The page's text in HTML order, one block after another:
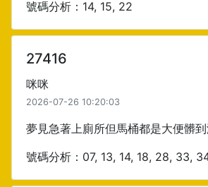
號碼分析：14, 15, 22
27416
咪咪
2026-07-26 10:20:03
夢見急著上廁所但馬桶都是大便髒
號碼分析：07, 13, 14, 18, 28, 33,